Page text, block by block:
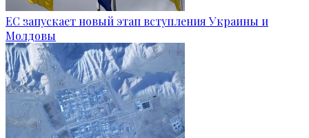
ЕС запускает новый этап вступления Украины и
Молдовы